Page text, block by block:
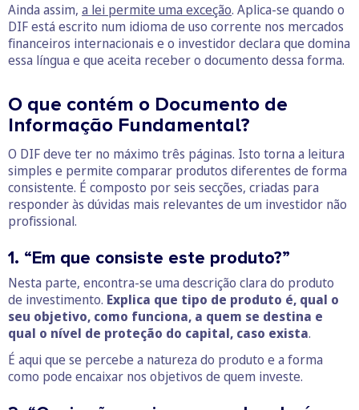
Ainda assim, a lei permite uma exceção. Aplica-se quando o
DIF está escrito num idioma de uso corrente nos mercados
financeiros internacionais e o investidor declara que domina
essa língua e que aceita receber o documento dessa forma.
O que contém o Documento de
Informação Fundamental?
O DIF deve ter no máximo três páginas. Isto torna a leitura
simples e permite comparar produtos diferentes de forma
consistente. É composto por seis secções, criadas para
responder às dúvidas mais relevantes de um investidor não
profissional.
1. “Em que consiste este produto?”
Nesta parte, encontra-se uma descrição clara do produto
de investimento. Explica que tipo de produto é, qual o
seu objetivo, como funciona, a quem se destina e
qual o nível de proteção do capital, caso exista.
É aqui que se percebe a natureza do produto e a forma
como pode encaixar nos objetivos de quem investe.